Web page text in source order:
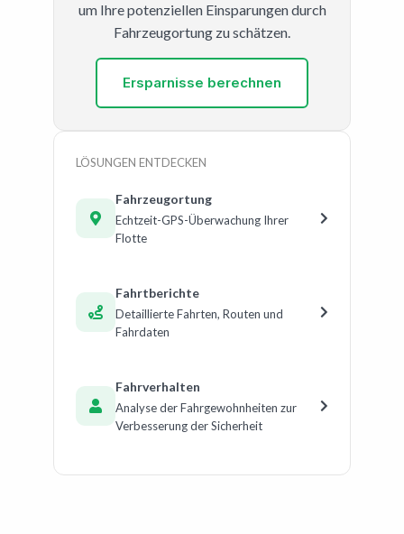
um Ihre potenziellen Einsparungen durch
Fahrzeugortung zu schätzen.
Ersparnisse berechnen
LÖSUNGEN ENTDECKEN
Fahrzeugortung
Echtzeit-GPS-Überwachung Ihrer
Flotte
Fahrtberichte
Detaillierte Fahrten, Routen und
Fahrdaten
Fahrverhalten
Analyse der Fahrgewohnheiten zur
Verbesserung der Sicherheit